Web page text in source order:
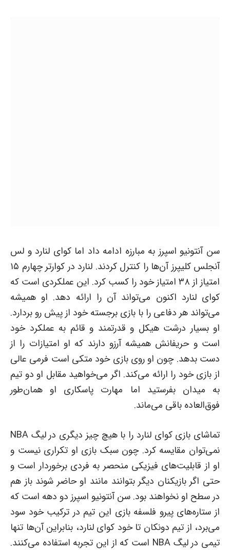
سن آنتونیو اسپرز به مبارزه ادامه داد اما کوای لنارد و لس
آنجلس کلیپرز آن‌ها را کنترل کردند. لنارد در کوارتر چهارم ۱۵
امتیاز از ۳۸ امتیاز خود را کسب کرد. این عملکردی است که
کوای لنارد اکنون می‌تواند آن را ارائه دهد. او همیشه
می‌تواند هر دفاعی را با بازی برجسته خود از پیش رو بردارد.
او بسیار درشت هیکل و قدرتمند و قائم به عملکرد خود
است و حریفانش همیشه آرزو دارند که او امتیازات را از
دست بدهد. چون او روی بازی خود متکی است فرمی عالی
از بازی خود را ارائه می‌کند. اگر می‌خواهید مقابل او دو تیم
به میدان بفرستید اما مهارت پاسکاری او همان‌طور
فوق‌العاده باقی می‌ماند.
تماشای بازی کوای لنارد را با هیچ چیز دیگری در لیگ NBA
نمی‌توان مقایسه کرد. چون سبک بازی او تکراری نیست و
او از قابلیت‌های فیزیکی منحصر به فردی برخوردار است و
حتی اگر بازیکنان دیگر بتوانند مانند او حاضر شوند باز هم
در سطح او نخواهند بود. سن آنتونیو اسپرز دو دهه است که
از ستاره‌های پیرو فلسفه بازی این تیم در ترکیب خود سود
می‌برد، از تیم دونکان تا خود کوای لنارد، بنابراین آن‌ها تنها
تیمی در لیگ NBA است که از این تجربه استفاده می‌کنند.